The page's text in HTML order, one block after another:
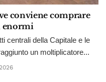
conviene comprare
enormi
centrali della Capitale e le
un moltiplicatore...